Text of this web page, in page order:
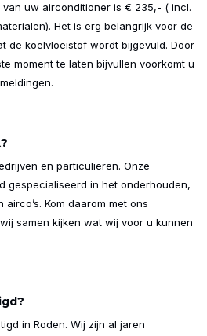
uw airconditioner is € 235,- ( incl.
Het is erg belangrijk voor de
de koelvloeistof wordt bijgevuld. Door
moment te laten bijvullen voorkomt u
en particulieren. Onze
gespecialiseerd in het onderhouden,
Kom daarom met ons
samen kijken wat wij voor u kunnen
in Roden. Wij zijn al jaren